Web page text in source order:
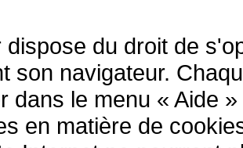
dispose du droit de
son navigateur.
dans le menu « Aide
en matière de